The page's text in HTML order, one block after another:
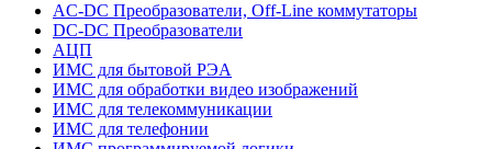
AC-DC Преобразователи, Off-Line коммутаторы
DC-DC Преобразователи
АЦП
ИМС для бытовой РЭА
ИМС для обработки видео изображений
ИМС для телекоммуникации
ИМС для телефонии